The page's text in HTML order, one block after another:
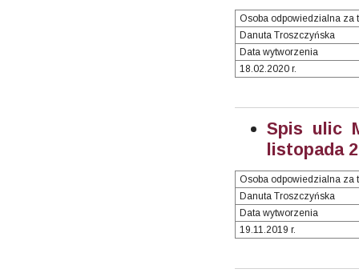
Osoba odpowiedzialna za
Danuta Troszczyńska
Data wytworzenia
18.02.2020 r.
Spis ulic
listopada
Osoba odpowiedzialna za
Danuta Troszczyńska
Data wytworzenia
19.11.2019 r.